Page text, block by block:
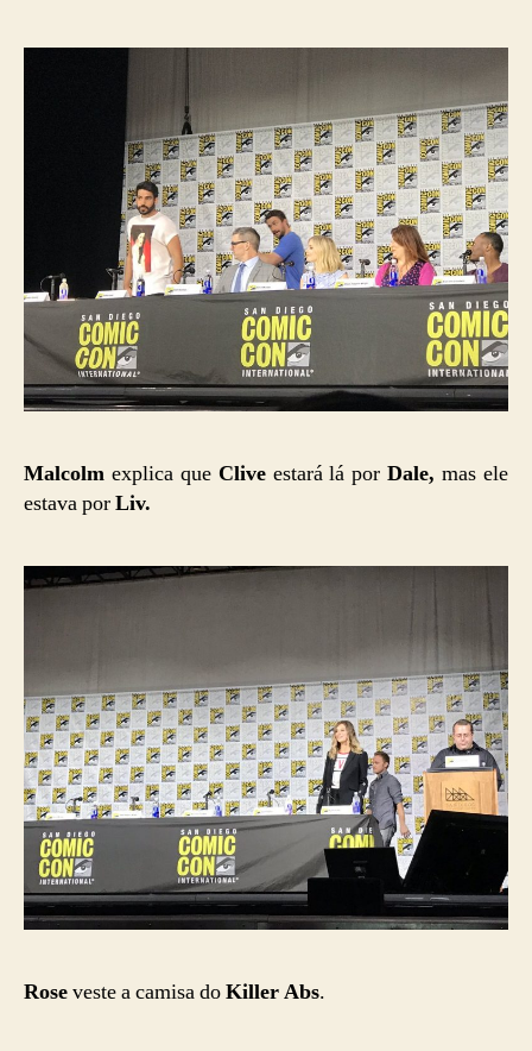
Malcolm explica que Cliveestará lá porDale, mas ele
estava porLiv.
Roseveste a camisa doKiller Abs.